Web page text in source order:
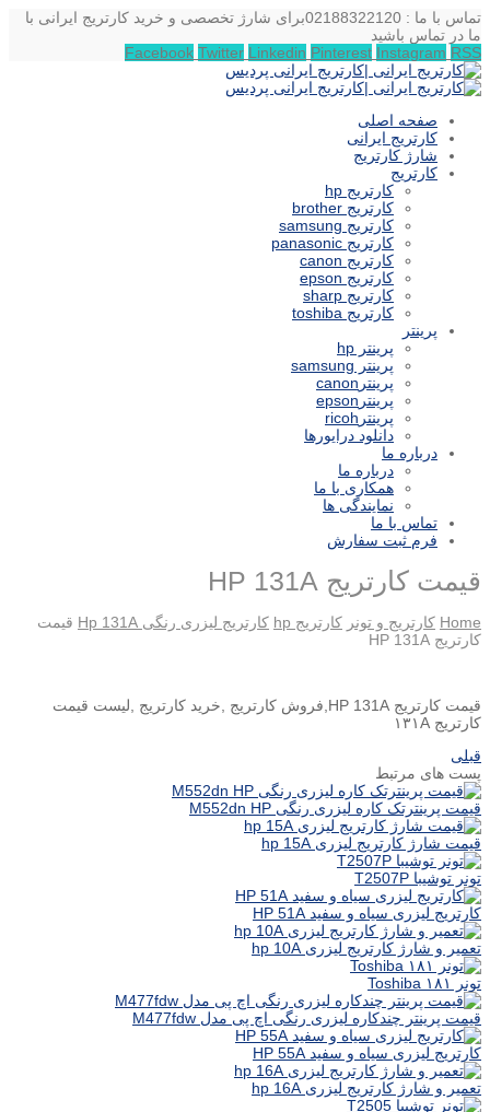
تماس با ما : 02188322120
برای شارژ تخصصی و خرید کارتریج ایرانی با
ما در تماس باشید
Facebook Twitter Linkedin Pinterest Instagram RSS
صفحه اصلی
کارتریج ایرانی
شارژ کارتریج
کارتریج
کارتریج hp
کارتریج brother
کارتریج samsung
کارتریج panasonic
کارتریج canon
کارتریج epson
کارتریج sharp
کارتریج toshiba
پرینتر
پرینتر hp
پرینتر samsung
پرینترcanon
پرینترepson
پرینترricoh
دانلود درایورها
درباره ما
درباره ما
همکاری با ما
نمایندگی ها
تماس با ما
فرم ثبت سفارش
قیمت کارتریج HP 131A
Home کارتریج و تونر کارتریج hp کارتریج لیزری رنگی Hp 131A
قیمت
کارتریج HP 131A
قیمت کارتریج HP 131A,فروش کارتریج ,خرید کارتریج ,لیست قیمت
کارتریج ۱۳۱A
قبلی
پست های مرتبط
قیمت پرینترتک کاره لیزری رنگی M552dn HP
قیمت شارژ کارتریج لیزری hp 15A
تونر توشیبا T2507P
کارتریج لیزری سیاه و سفید HP 51A
تعمیر و شارژ کارتریج لیزری hp 10A
تونر ۱۸۱ Toshiba
قیمت پرینتر چندکاره لیزری رنگی اچ پی مدل M477fdw
کارتریج لیزری سیاه و سفید HP 55A
تعمیر و شارژ کارتریج لیزری hp 16A